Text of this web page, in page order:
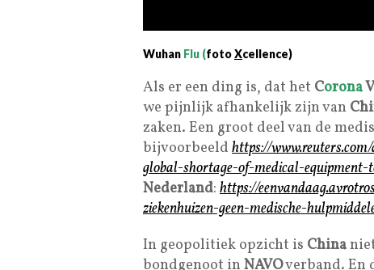
Wuhan Flu (fotoXcellence)
Als er een ding is, dat het CoronaV
we pijnlijk afhankelijk zijn van
zaken. Een groot deel van de
bijvoorbeeld https://
global-shortage-of-medical-
Nederland: https://
ziekenhuizen-geen-medische-
In geopolitiek opzicht is China
bondgenoot in NAVOverband. En